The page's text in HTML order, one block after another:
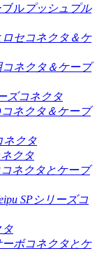
プッシュプル
ロセコネクタ＆ケ
ネクタ＆ケーブ
ズコネクタ
ネクタ＆ケーブ
ネクタ
クタ
コネクタとケーブ
SPシリーズコ
タ
ーボコネクタとケ